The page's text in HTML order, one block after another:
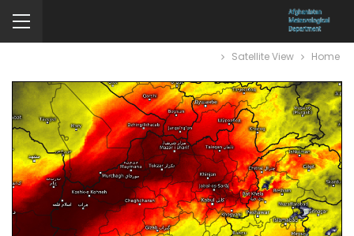
Home
Satellite View